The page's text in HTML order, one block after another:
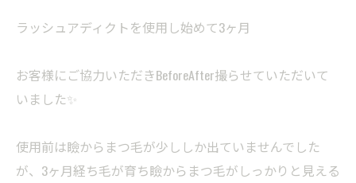
ラッシュアディクトを使用し始めて3ヶ月
お客様にご協力いただきBeforeAfter撮らせていただいて
いました✨
使用前は瞼からまつ毛が少ししか出ていませんでした
が、3ヶ月経ち毛が育ち瞼からまつ毛がしっかりと見える